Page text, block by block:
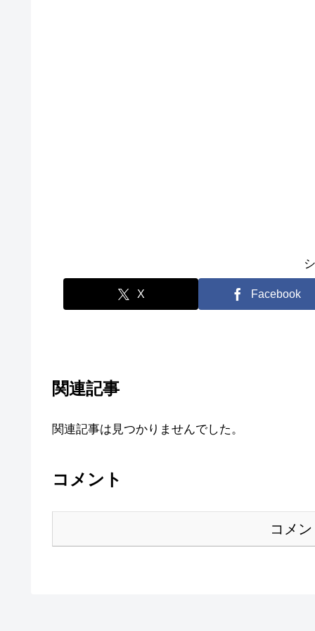
X Facebook
関連記事
関連記事は見つかりませんでした。
コメント
コメ